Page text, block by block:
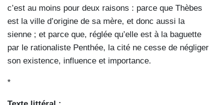
c’est au moins pour deux raisons : parce que Thèbes
est la ville d’origine de sa mère, et donc aussi la
sienne ; et parce que, réglée qu’elle est à la baguette
par le rationaliste Penthée, la cité ne cesse de négliger
son existence, influence et importance.
*